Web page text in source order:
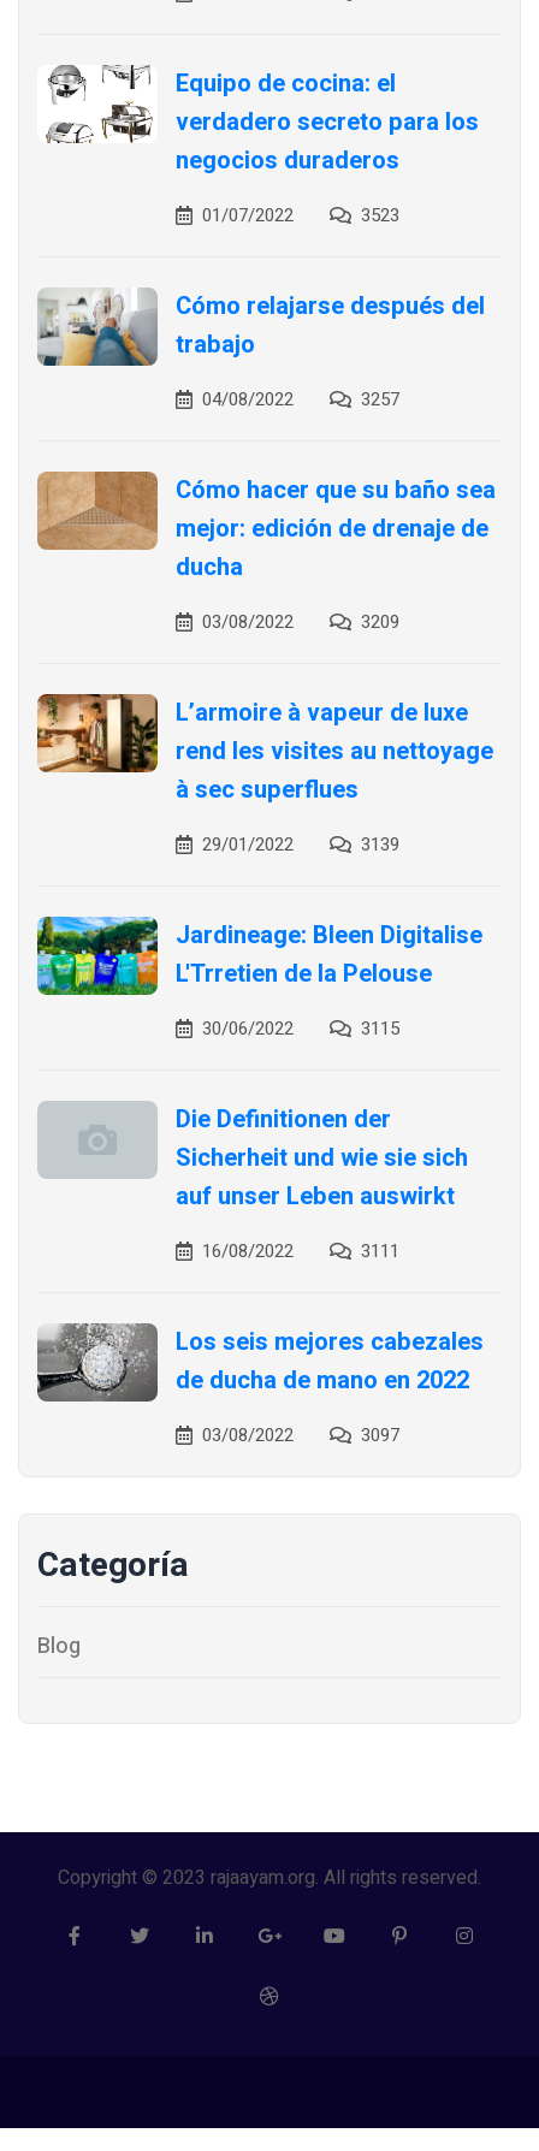
Equipo de cocina: el
verdadero secreto para los
negocios duraderos
01/07/2022 3523
Cómo relajarse después del
trabajo
04/08/2022 3257
Cómo hacer que su baño sea
mejor: edición de drenaje de
ducha
03/08/2022 3209
L’armoire à vapeur de luxe
rend les visites au nettoyage
à sec superflues
29/01/2022 3139
Jardineage: Bleen Digitalise
L'Trretien de la Pelouse
30/06/2022 3115
Die Definitionen der
Sicherheit und wie sie sich
auf unser Leben auswirkt
16/08/2022 3111
Los seis mejores cabezales
de ducha de mano en 2022
03/08/2022 3097
Categoría
Blog
Copyright © 2023 rajaayam.org. All rights reserved.